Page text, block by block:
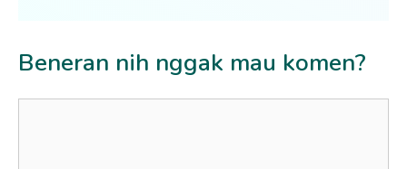
Beneran nih nggak mau komen?